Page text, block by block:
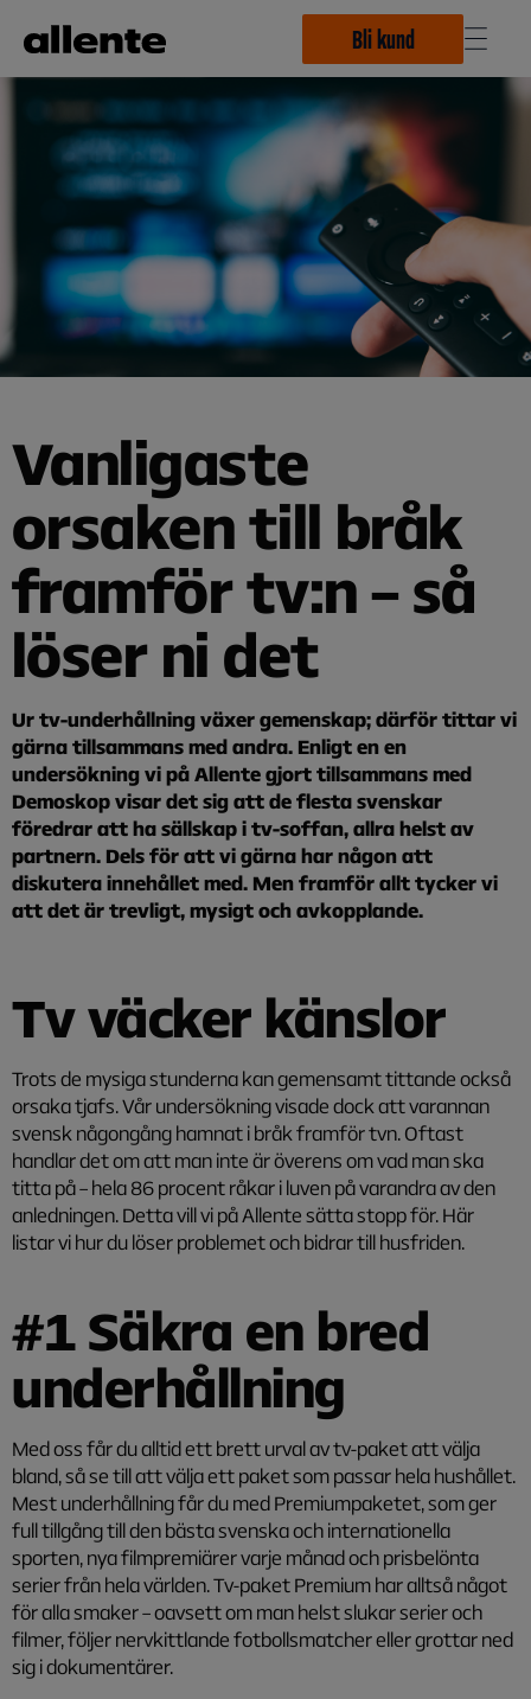
Bli kund
Vanligaste
orsaken till bråk
framför tv:n – så
löser ni det
Ur tv-underhållning växer gemenskap; därför tittar vi
gärna tillsammans med andra. Enligt en en
undersökning vi på Allente gjort tillsammans med
Demoskop visar det sig att de flesta svenskar
föredrar att ha sällskap i tv-soffan, allra helst av
partnern. Dels för att vi gärna har någon att
diskutera innehållet med. Men framför allt tycker vi
att det är trevligt, mysigt och avkopplande.
Tv väcker känslor
Trots de mysiga stunderna kan gemensamt tittande också
orsaka tjafs. Vår undersökning visade dock att varannan
svensk någongång hamnat i bråk framför tvn. Oftast
handlar det om att man inte är överens om vad man ska
titta på – hela 86 procent råkar i luven på varandra av den
anledningen. Detta vill vi på Allente sätta stopp för. Här
listar vi hur du löser problemet och bidrar till husfriden.
#1 Säkra en bred
underhållning
Med oss får du alltid ett brett urval av tv-paket att välja
bland, så se till att välja ett paket som passar hela hushållet.
Mest underhållning får du med Premiumpaketet, som ger
full tillgång till den bästa svenska och internationella
sporten, nya filmpremiärer varje månad och prisbelönta
serier från hela världen. Tv-paket Premium har alltså något
för alla smaker – oavsett om man helst slukar serier och
filmer, följer nervkittlande fotbollsmatcher eller grottar ned
sig i dokumentärer.